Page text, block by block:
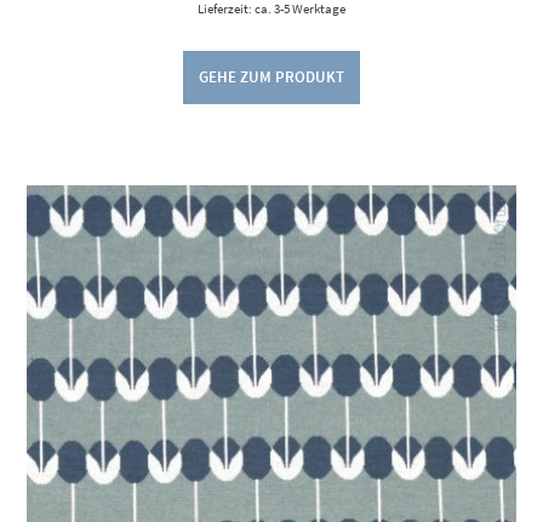
Lieferzeit: ca. 3-5 Werktage
GEHE ZUM PRODUKT